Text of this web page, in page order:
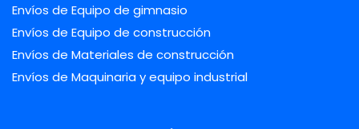
Envíos de Equipo de gimnasio
Envíos de Equipo de construcción
Envíos de Materiales de construcción
Envíos de Maquinaria y equipo industrial